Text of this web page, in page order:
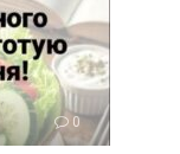
0